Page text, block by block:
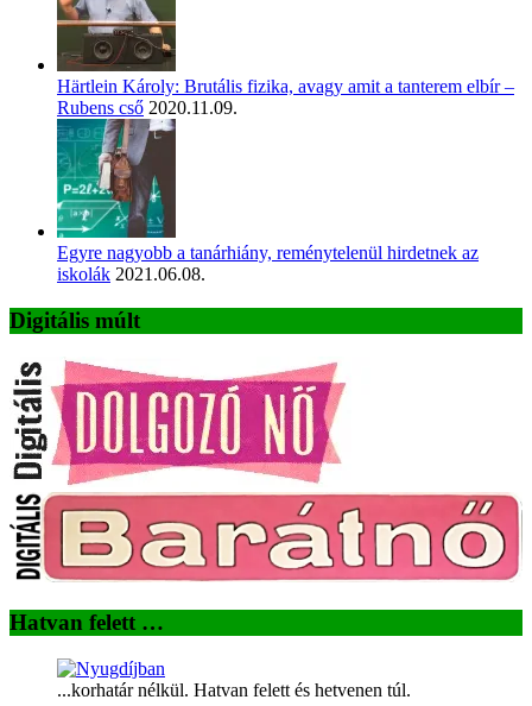
Härtlein Károly: Brutális fizika, avagy amit a tanterem elbír –
Rubens cső 2020.11.09.
Egyre nagyobb a tanárhiány, reménytelenül hirdetnek az
iskolák 2021.06.08.
Digitális múlt
Hatvan felett …
...korhatár nélkül. Hatvan felett és hetvenen túl.